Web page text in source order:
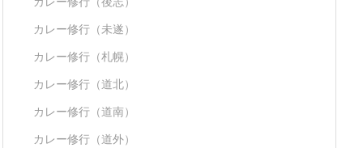
カレー修行（未遂）
カレー修行（札幌）
カレー修行（道北）
カレー修行（道南）
カレー修行（道外）